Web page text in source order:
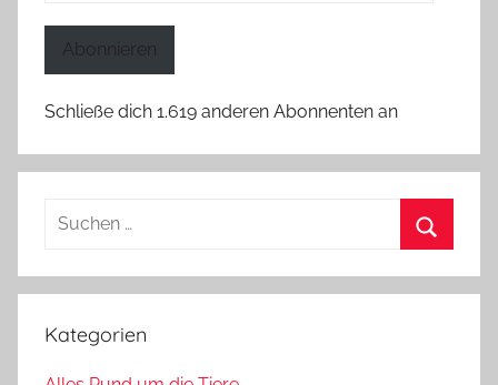
Abonnieren
Schließe dich 1.619 anderen Abonnenten an
Suchen
Kategorien